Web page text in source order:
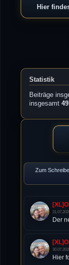
Hier
Statistik
Beiträge
insgesamt
Zum
Der
Hier